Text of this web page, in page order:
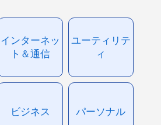
インターネッ
ト＆通信
ユーティリテ
ィ
ビジネス パーソナル